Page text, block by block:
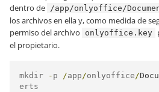
dentro de /app/onlyoffice/
los archivos en ella y, como medida de
permiso del archivo
onlyoffice.key
el propietario.
mkdir - p /app/onlyoffice/
erts